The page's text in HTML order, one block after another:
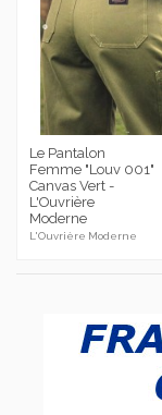
Le Pantalon
Femme "Louv 001"
Canvas Vert -
L'Ouvrière
Moderne
L'Ouvrière Moderne